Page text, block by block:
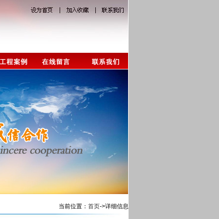
当前位置： 首页->详细信息